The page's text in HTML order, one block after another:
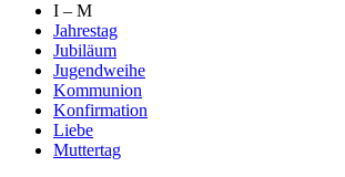
I – M
Jahrestag
Jubiläum
Jugendweihe
Kommunion
Konfirmation
Liebe
Muttertag